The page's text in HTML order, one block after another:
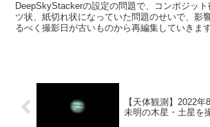
DeepSkyStackerの設定の問題で、コンポジッ
ツ状、紙切れ状になっていた問題のせいで、影
るべく撮影日が古いものから再編集していきま
【天体観測】2022
未明の木星・土星を